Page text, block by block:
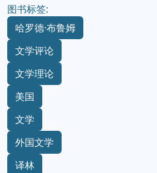
图书标签:
哈罗德·布鲁姆
文学评论
文学理论
美国
文学
外国文学
译林